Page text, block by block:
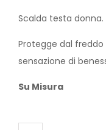
Scalda testa
Protegge dal
sensazione di
Su Misura